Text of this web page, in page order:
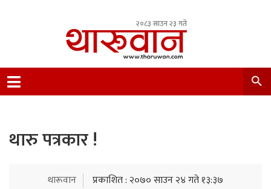
२०८३ साउन २३ गते
Nepal.
थारु पत्रकार !
थारूवान प्रकाशित : २०७० साउन २४ गते १३:३७